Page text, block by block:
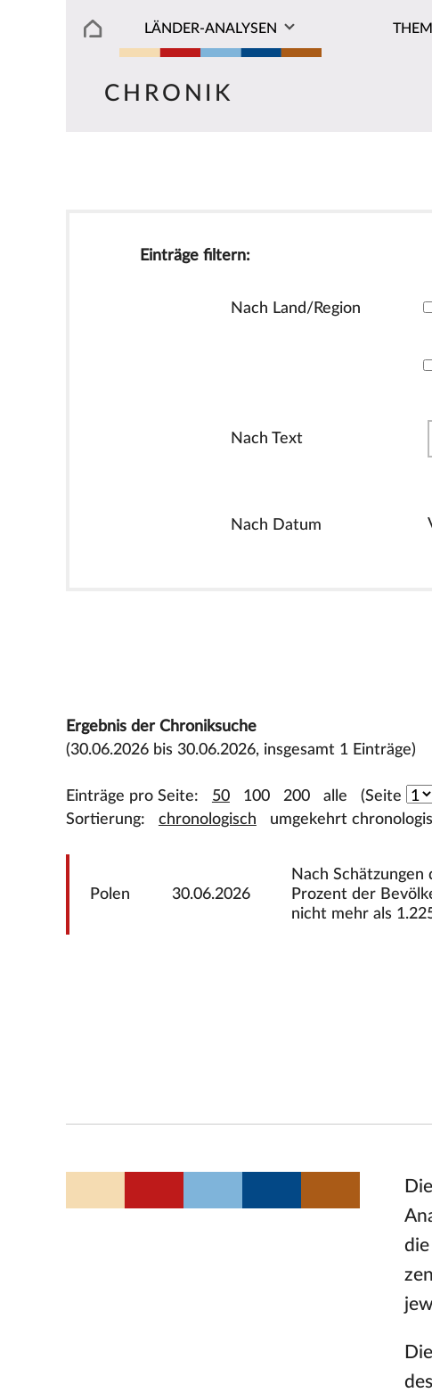
LÄNDER-ANALYSEN
CHRONIK
Einträge filtern:
Nach Land/Region
Nach Text
Nach Datum
Ergebnis der Chroniksuche
(30.06.2026 bis 30.06.2026, insgesamt 1 Einträge)
Einträge pro Seite: 50 100 200 alle (Seite
Sortierung: chronologisch umgekehrt
Polen 30.06.2026
Nach
Prozent der
nicht mehr als